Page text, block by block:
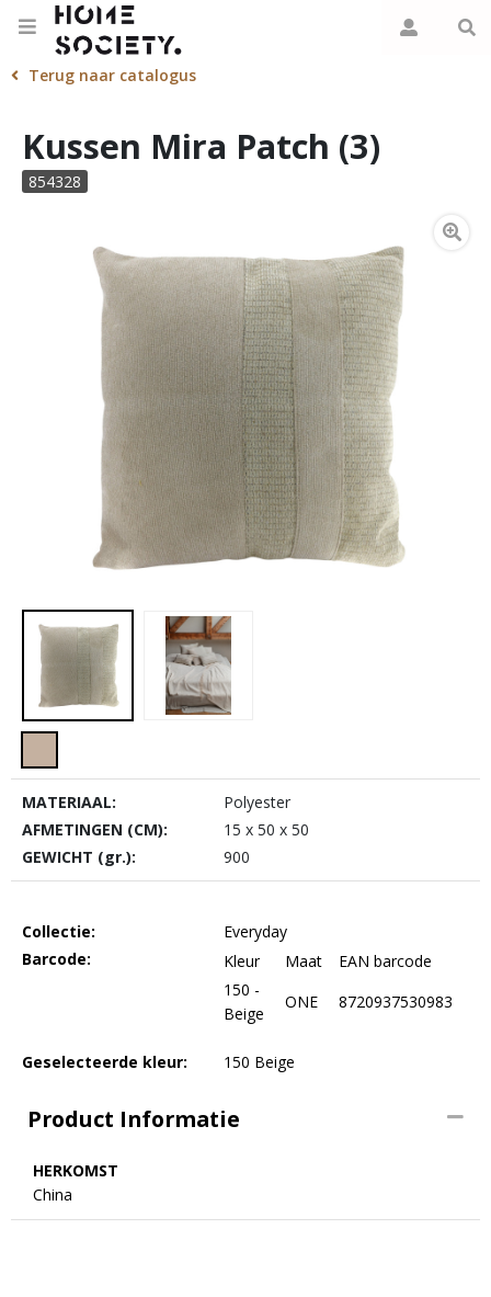
Terug naar catalogus
Kussen Mira Patch (3)
854328
MATERIAAL:
Polyester
AFMETINGEN (CM):
15 x 50 x 50
GEWICHT (gr.):
900
Collectie:
Everyday
Barcode:
Kleur Maat
EAN barcode
150 -
Beige
ONE 8720937530983
Geselecteerde kleur: 150 Beige
Product Informatie
HERKOMST
China